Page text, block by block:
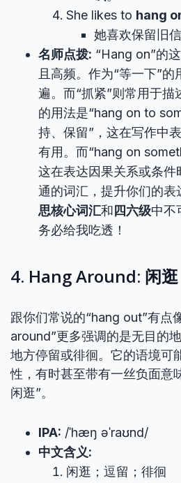
She likes to hang
她喜欢保留旧信
名师点拨: “Hang on”的
且高频。作为“等一下”
遍。而“抓紧”则常用于
的用法是“hang on to
持、保留”，这在写作中
有用。而“hang on
这在表达因果关系或条
通的词汇，提升你们的表
思核心词汇和 四六级中不
务必给我吃透！
4. Hang Around: 闲
跟你们常说的“hang out”有点
around”更多强调的是无目的
地方停留或徘徊。它的语境可
性，有时甚至带有一丝负面意
闲逛”。
IPA: /ˈhæŋ əˈraʊnd/
中文含义:
闲逛；逗留；徘徊